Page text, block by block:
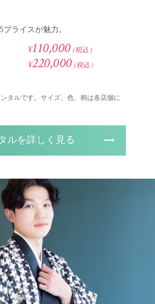
ライスが魅力。
¥110,000（税込）
¥220,000（税込）
タルです。サイズ、色、柄は各店舗に
ルを詳しく見る